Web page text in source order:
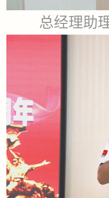
总经理助